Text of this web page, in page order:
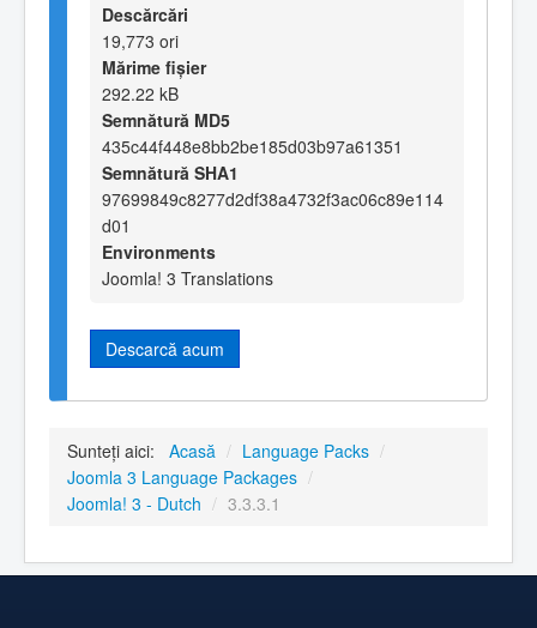
Descărcări
19,773 ori
Mărime fișier
292.22 kB
Semnătură MD5
435c44f448e8bb2be185d03b97a61351
Semnătură SHA1
97699849c8277d2df38a4732f3ac06c89e114
d01
Environments
Joomla! 3 Translations
Descarcă acum
Sunteți aici: Acasă / Language Packs /
Joomla 3 Language Packages /
Joomla! 3 - Dutch / 3.3.3.1